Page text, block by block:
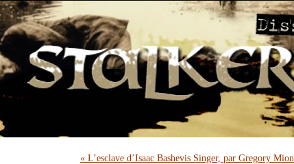
« L’esclave d’Isaac Bashevis Singer, par Gregory Mion